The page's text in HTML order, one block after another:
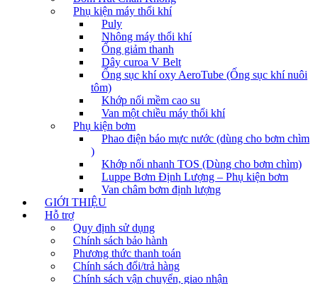
Phụ kiện máy thổi khí
Puly
Nhông máy thổi khí
Ống giảm thanh
Dây curoa V Belt
Ống sục khí oxy AeroTube (Ống sục khí nuôi
tôm)
Khớp nối mềm cao su
Van một chiều máy thổi khí
Phụ kiện bơm
Phao điện báo mực nước (dùng cho bơm chìm
)
Khớp nối nhanh TOS (Dùng cho bơm chìm)
Luppe Bơm Định Lượng – Phụ kiện bơm
Van châm bơm định lượng
GIỚI THIỆU
Hỗ trợ
Quy định sử dụng
Chính sách bảo hành
Phương thức thanh toán
Chính sách đổi/trả hàng
Chính sách vận chuyển, giao nhận